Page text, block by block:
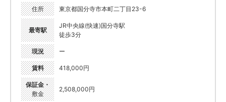
住所 東京都国分寺市本町二丁目23-6
最寄駅
JR中央線(快速)国分寺駅
徒歩3分
現況 ー
賃料 418,000円
保証金・
敷金
2,508,000円